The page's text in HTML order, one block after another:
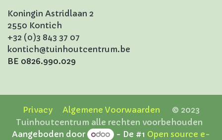
Koningin Astridlaan 2
2550 Kontich
+32 (0)3 843 37 07
kontich@tuinhoutcentrum.be
BE 0826.990.029
Privacy Algemene Voorwaarden © 2023
Tuinhoutcentrum alle rechten voorbehouden
Aangeboden door
- De #1 Open source e-